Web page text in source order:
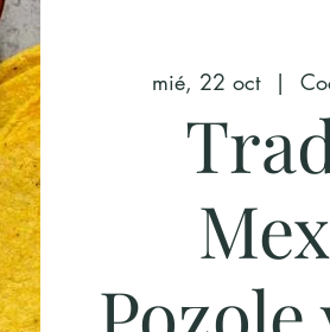
mié, 22 oct
  |